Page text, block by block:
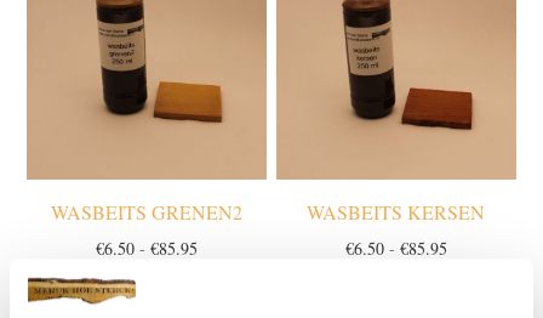
WASBEITS GRENEN2
€6.50 - €85.95Prijsklasse:
WASBEITS KERSEN
€6.50 - €85.95Prijsklasse: